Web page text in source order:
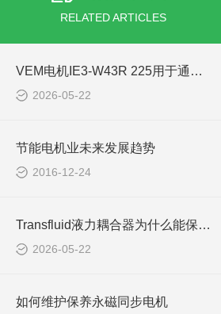
RELATED ARTICLES
VEM电机IE3-W43R 225用于通风除尘风机
2026-05-22
节能电机业未来发展趋势
2016-12-24
Transfluid液力耦合器为什么能保护电机？重载启动不烧机的秘密全在这！
2026-05-22
如何维护保养永磁同步电机